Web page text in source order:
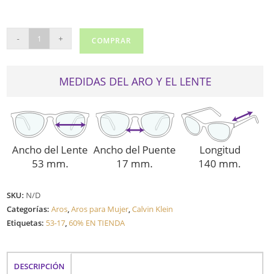
KLEIN
- + COMPRAR
MEDIDAS DEL ARO Y EL LENTE
Ancho del Lente
53 mm.
Ancho del Puente
17 mm.
Longitud
140 mm.
SKU: N/D
Categorías:Aros,Aros para Mujer,Calvin Klein
Etiquetas: 53-17,60% EN TIENDA
DESCRIPCIÓN